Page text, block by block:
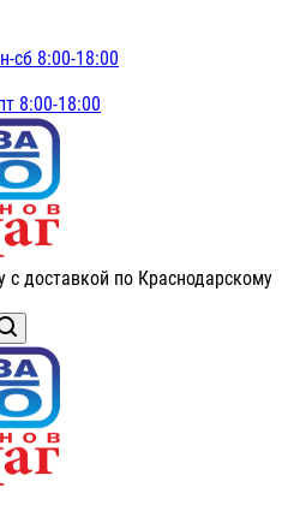
сб 8:00-18:00
8:00-18:00
с доставкой по Краснодарскому